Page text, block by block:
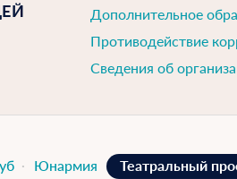
Дополнительное
Противодействие
Сведения об
Юнармия Театральный